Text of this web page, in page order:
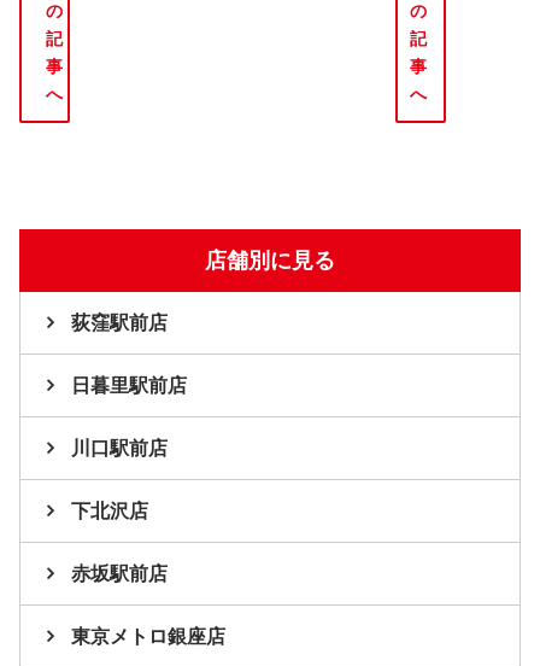
の
記
事
へ
の
記
事
へ
店舗別に見る
荻窪駅前店
日暮里駅前店
川口駅前店
下北沢店
赤坂駅前店
東京メトロ銀座店